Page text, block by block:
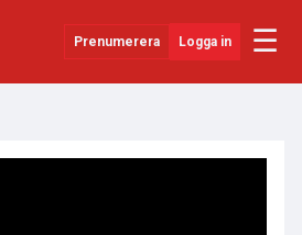
Prenumerera Logga in ☰